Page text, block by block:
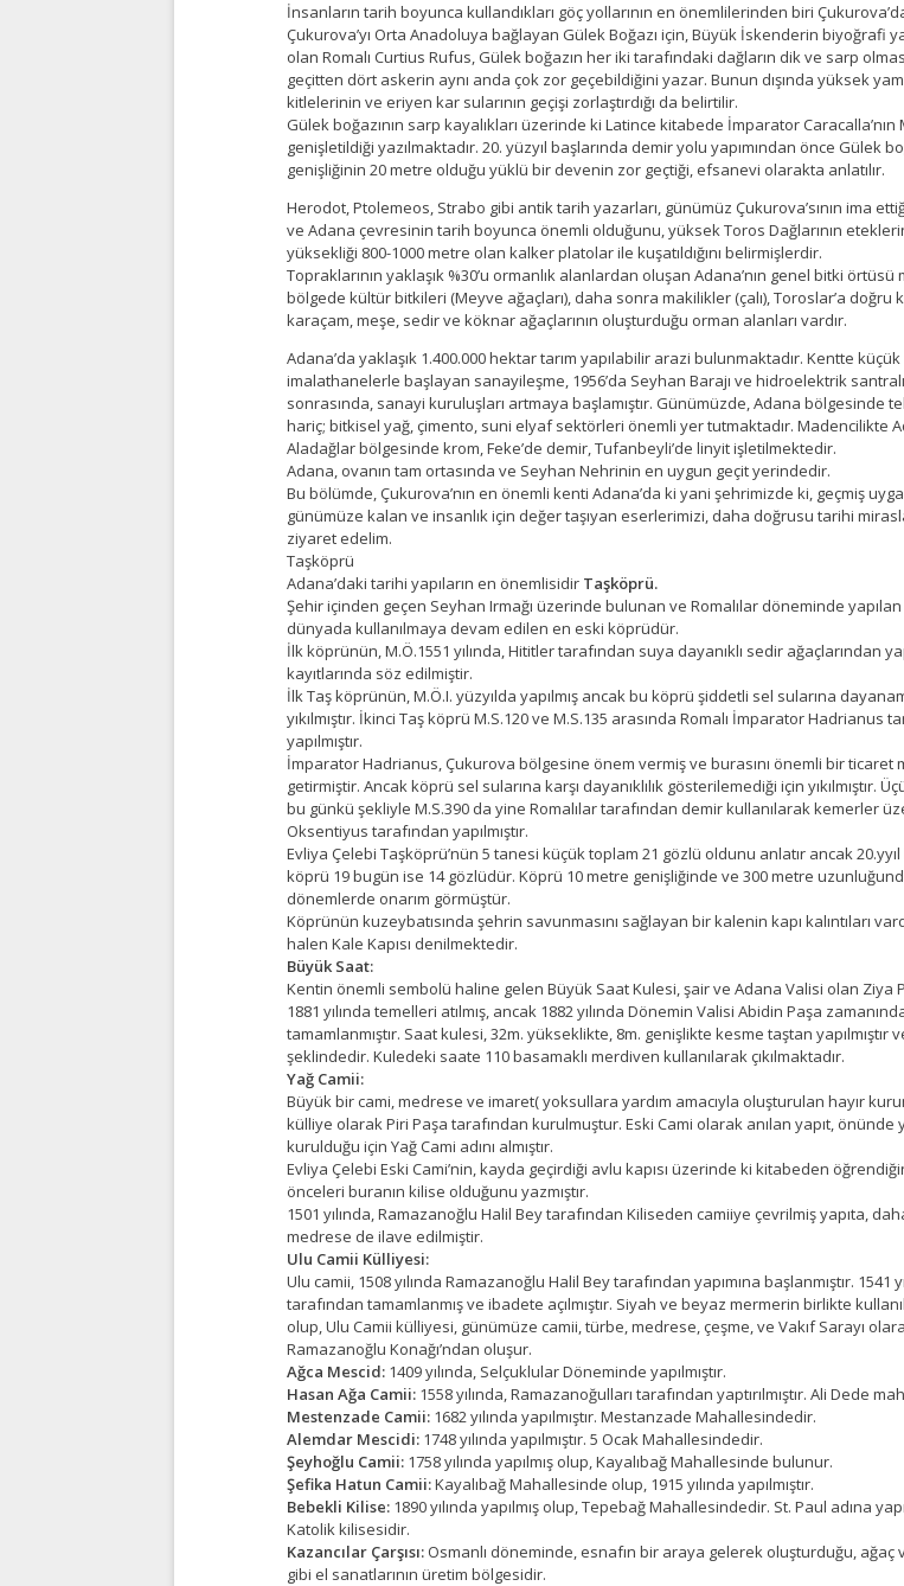
İnsanların tarih boyunca kullandıkları göç yollarının en önemlilerinden biri
Çukurova’yı Orta Anadoluya bağlayan Gülek Boğazı için, Büyük İskenderin biyoğrafi
olan Romalı Curtius Rufus, Gülek boğazın her iki tarafındaki dağların dik ve sarp
geçitten dört askerin aynı anda çok zor geçebildiğini yazar. Bunun dışında yüksek
kitlelerinin ve eriyen kar sularının geçişi zorlaştırdığı da belirtilir.
Gülek boğazının sarp kayalıkları üzerinde ki Latince kitabede İmparator Caracalla’nın
genişletildiği yazılmaktadır. 20. yüzyıl başlarında demir yolu yapımından önce Gülek
genişliğinin 20 metre olduğu yüklü bir devenin zor geçtiği, efsanevi olarakta anlatılır.
Herodot, Ptolemeos, Strabo gibi antik tarih yazarları, günümüz Çukurova’sının ima
ve Adana çevresinin tarih boyunca önemli olduğunu, yüksek Toros Dağlarının
yüksekliği 800-1000 metre olan kalker platolar ile kuşatıldığını belirmişlerdir.
Topraklarının yaklaşık %30’u ormanlık alanlardan oluşan Adana’nın genel bitki örtüsü
bölgede kültür bitkileri (Meyve ağaçları), daha sonra makilikler (çalı), Toroslar’a doğru
karaçam, meşe, sedir ve köknar ağaçlarının oluşturduğu orman alanları vardır.
Adana’da yaklaşık 1.400.000 hektar tarım yapılabilir arazi bulunmaktadır. Kentte
imalathanelerle başlayan sanayileşme, 1956’da Seyhan Barajı ve hidroelektrik santralı
sonrasında, sanayi kuruluşları artmaya başlamıştır. Günümüzde, Adana bölgesinde
hariç; bitkisel yağ, çimento, suni elyaf sektörleri önemli yer tutmaktadır. Madencilikte
Aladağlar bölgesinde krom, Feke’de demir, Tufanbeyli’de linyit işletilmektedir.
Adana, ovanın tam ortasında ve Seyhan Nehrinin en uygun geçit yerindedir.
Bu bölümde, Çukurova’nın en önemli kenti Adana’da ki yani şehrimizde ki, geçmiş
günümüze kalan ve insanlık için değer taşıyan eserlerimizi, daha doğrusu tarihi
ziyaret edelim.
Taşköprü
Adana’daki tarihi yapıların en önemlisidir Taşköprü.
Şehir içinden geçen Seyhan Irmağı üzerinde bulunan ve Romalılar döneminde
dünyada kullanılmaya devam edilen en eski köprüdür.
İlk köprünün, M.Ö.1551 yılında, Hititler tarafından suya dayanıklı sedir ağaçlarından
kayıtlarında söz edilmiştir.
İlk Taş köprünün, M.Ö.I. yüzyılda yapılmış ancak bu köprü şiddetli sel sularına
yıkılmıştır. İkinci Taş köprü M.S.120 ve M.S.135 arasında Romalı İmparator Hadrianus
yapılmıştır.
İmparator Hadrianus, Çukurova bölgesine önem vermiş ve burasını önemli bir ticaret
getirmiştir. Ancak köprü sel sularına karşı dayanıklılık gösterilemediği için yıkılmıştır.
bu günkü şekliyle M.S.390 da yine Romalılar tarafından demir kullanılarak kemerler
Oksentiyus tarafından yapılmıştır.
Evliya Çelebi Taşköprü’nün 5 tanesi küçük toplam 21 gözlü oldunu anlatır ancak 20.yyıl
köprü 19 bugün ise 14 gözlüdür. Köprü 10 metre genişliğinde ve 300 metre
dönemlerde onarım görmüştür.
Köprünün kuzeybatısında şehrin savunmasını sağlayan bir kalenin kapı kalıntıları
halen Kale Kapısı denilmektedir.
Büyük Saat:
Kentin önemli sembolü haline gelen Büyük Saat Kulesi, şair ve Adana Valisi olan Ziya
1881 yılında temelleri atılmış, ancak 1882 yılında Dönemin Valisi Abidin Paşa
tamamlanmıştır. Saat kulesi, 32m. yükseklikte, 8m. genişlikte kesme taştan yapılmıştır
şeklindedir. Kuledeki saate 110 basamaklı merdiven kullanılarak çıkılmaktadır.
Yağ Camii:
Büyük bir cami, medrese ve imaret( yoksullara yardım amacıyla oluşturulan hayır
külliye olarak Piri Paşa tarafından kurulmuştur. Eski Cami olarak anılan yapıt, önünde
kurulduğu için Yağ Cami adını almıştır.
Evliya Çelebi Eski Cami’nin, kayda geçirdiği avlu kapısı üzerinde ki kitabeden
önceleri buranın kilise olduğunu yazmıştır.
1501 yılında, Ramazanoğlu Halil Bey tarafından Kiliseden camiiye çevrilmiş yapıta,
medrese de ilave edilmiştir.
Ulu Camii Külliyesi:
Ulu camii, 1508 yılında Ramazanoğlu Halil Bey tarafından yapımına başlanmıştır. 1541
tarafından tamamlanmış ve ibadete açılmıştır. Siyah ve beyaz mermerin birlikte
olup, Ulu Camii külliyesi, günümüze camii, türbe, medrese, çeşme, ve Vakıf Sarayı
Ramazanoğlu Konağı’ndan oluşur.
Ağca Mescid: 1409 yılında, Selçuklular Döneminde yapılmıştır.
Hasan Ağa Camii: 1558 yılında, Ramazanoğulları tarafından yaptırılmıştır. Ali Dede
Mestenzade Camii: 1682 yılında yapılmıştır. Mestanzade Mahallesindedir.
Alemdar Mescidi: 1748 yılında yapılmıştır. 5 Ocak Mahallesindedir.
Şeyhoğlu Camii: 1758 yılında yapılmış olup, Kayalıbağ Mahallesinde bulunur.
Şefika Hatun Camii:Kayalıbağ Mahallesinde olup, 1915 yılında yapılmıştır.
Bebekli Kilise: 1890 yılında yapılmış olup, Tepebağ Mahallesindedir. St. Paul adına
Katolik kilisesidir.
Kazancılar Çarşısı: Osmanlı döneminde, esnafın bir araya gelerek oluşturduğu, ağaç
gibi el sanatlarının üretim bölgesidir.